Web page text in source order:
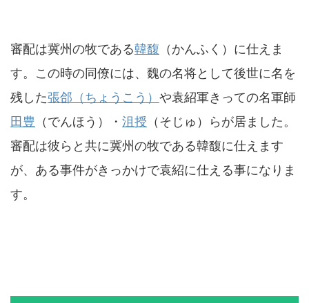
審配は冀州の牧である韓馥 （かんふく）に仕えま
す。この時の同僚には、魏の名将として後世に名を
残した張郃（ちょうこう） や袁紹軍きっての名軍師
田豊 （でんほう）・ 沮授 （そじゅ）らが居ました。
審配は彼らと共に冀州の牧である韓馥に仕えます
が、ある事件がきっかけで袁紹に仕える事になりま
す。